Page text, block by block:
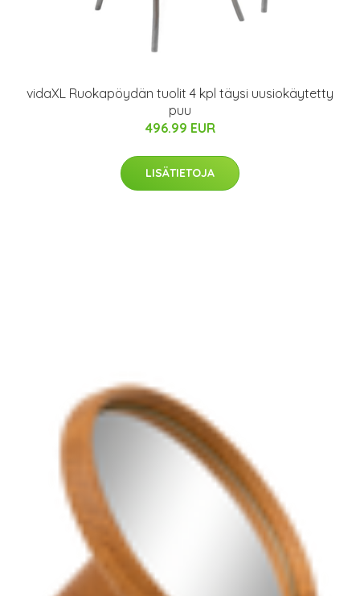
vidaXL Ruokapöydän tuolit 4 kpl täysi uusiokäytetty
puu
496.99 EUR
LISÄTIETOJA